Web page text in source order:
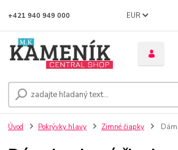
EUR
+421 940 949 000
Úvod Pokrývky hlavy Zimné čiapky